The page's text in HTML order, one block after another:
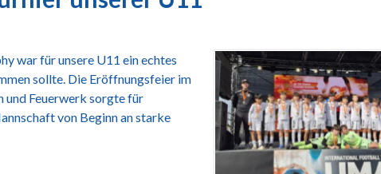
war für unsere U11 ein echtes
sollte. Die Eröffnungsfeier im
und Feuerwerk sorgte für
von Beginn an starke